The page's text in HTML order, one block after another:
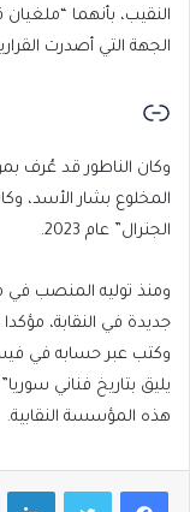
النقيب، بأنهما “ملغيان
الجهة التي أصدرت
وكان الناطور قد عُرف
المخلوع بشار الأسد،
الجنرال” عام 2023.
جديدة في النقابة،
وكتب عبر حسابه في
يليق بتاريخ فناني
هذه المؤسسة النقابية.
فيسبوكتويتر